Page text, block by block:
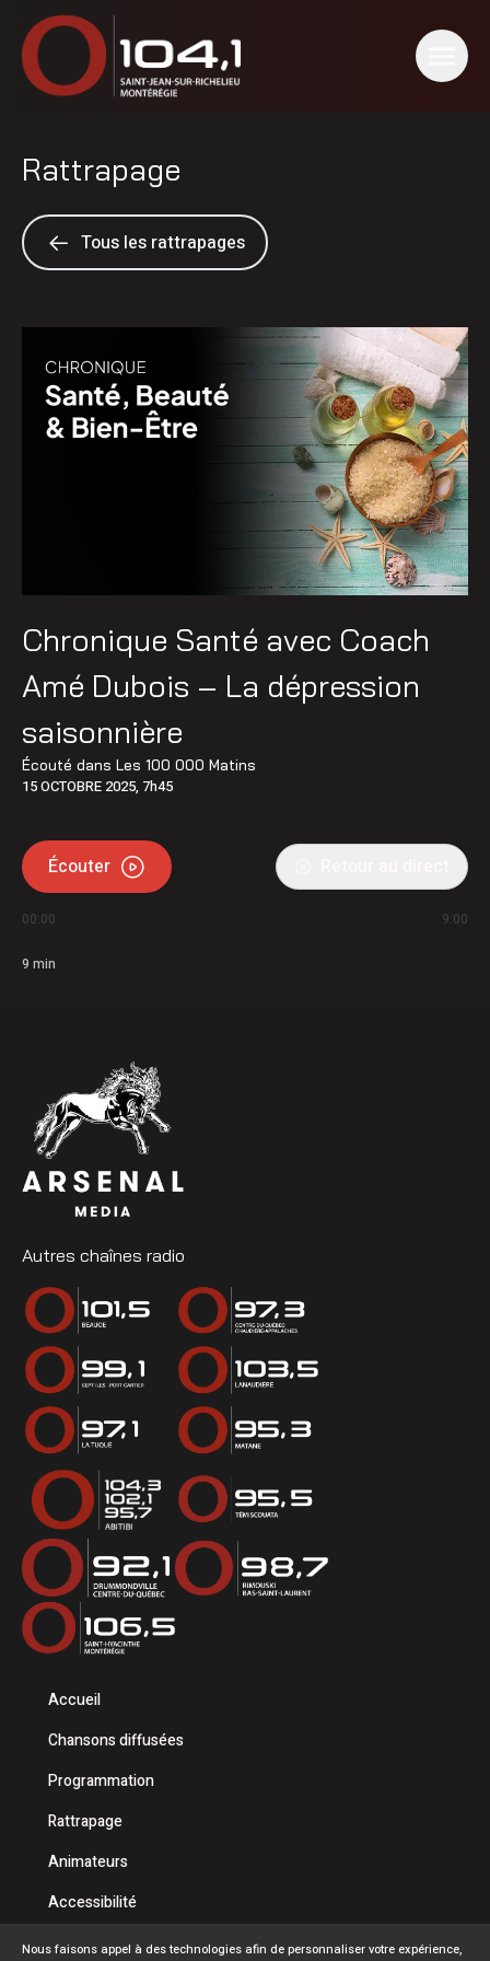
Rattrapage
Tous les rattrapages
Chronique Santé avec Coach
Amé Dubois – La dépression
saisonnière
Écouté dans Les 100 000 Matins
15 OCTOBRE 2025, 7h45
Écouter
00:00 9:00
9 min
Autres chaînes radio
Accueil
Chansons diffusées
Programmation
Rattrapage
Animateurs
Accessibilité
Politique de confidentialité
Nous faisons appel à des technologies afin de personnaliser votre expérience,